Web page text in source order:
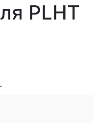
PLHT